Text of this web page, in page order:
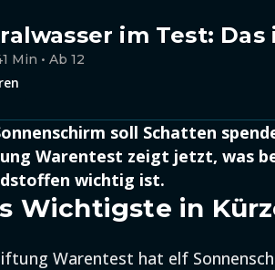
im Test: Das
Min • Ab 12
soll Schatten
Warentest zeigt jetzt, was
wichtig ist.
Wichtigste in
Warentest hat elf